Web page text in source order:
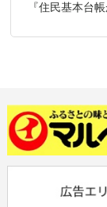
『住民基本台帳